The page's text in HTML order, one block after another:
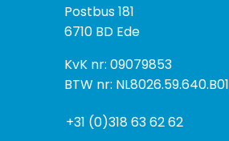
o
e
k
a
r
P
o
t
a
Postbus 181
6710 BD Ede
I
n
o
KvK nr: 09079853
BTW nr: NL8026.59.640.B01
+31 (0)318 63 62 62